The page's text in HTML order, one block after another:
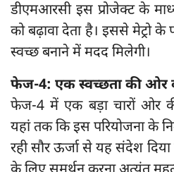
डीएमआरसी इस प्रोजेक्ट के
को बढ़ावा देता है। इससे मेट्रो
स्वच्छ बनाने में मदद मिलेगी।
फेज-4: एक स्वच्छता की ओर
फेज-4 में एक बड़ा चारों ओर
यहां तक कि इस परियोजना के
रही सौर ऊर्जा से यह संदेश